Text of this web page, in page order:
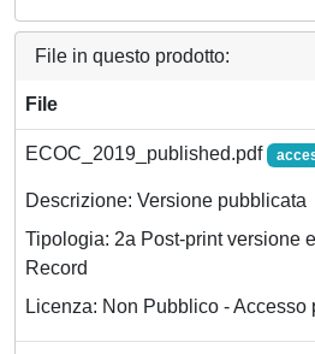
File in questo prodotto:
File
ECOC_2019_published.pdf
Descrizione: Versione pubblicata
Tipologia: 2a Post-print versione
Record
Licenza: Non Pubblico - Accesso